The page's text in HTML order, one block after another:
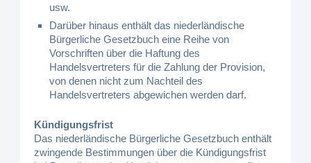
usw.
Darüber hinaus enthält das niederländische
Bürgerliche Gesetzbuch eine Reihe von
Vorschriften über die Haftung des
Handelsvertreters für die Zahlung der Provision,
von denen nicht zum Nachteil des
Handelsvertreters abgewichen werden darf.
Kündigungsfrist
Das niederländische Bürgerliche Gesetzbuch enthält
zwingende Bestimmungen über die Kündigungsfrist